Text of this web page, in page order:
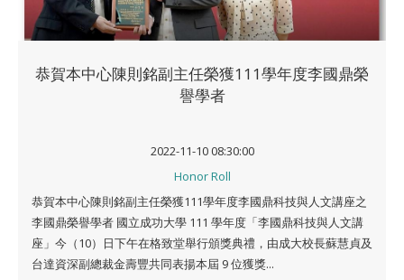
恭賀本中心陳則銘副主任榮獲111學年度李國鼎榮
譽學者
2022-11-10 08:30:00
Honor Roll
恭賀本中心陳則銘副主任榮獲111學年度李國鼎科技與人文講座之
李國鼎榮譽學者 國立成功大學 111 學年度「李國鼎科技與人文講
座」今（10）日下午在格致堂舉行頒獎典禮，由成大校長蘇慧貞及
台達資深副總裁金壽豐共同表揚本屆 9 位獲獎...